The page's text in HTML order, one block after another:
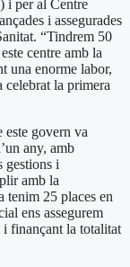
i per al Centre
i assegurades
“Tindrem 50
centre amb la
una enorme labor,
celebrat la primera
govern va
any, amb
gestions i
amb la
tenim 25 places en
ens assegurem
i finançant la totalitat